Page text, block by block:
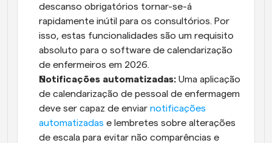
descanso obrigatórios tornar-se-á
rapidamente inútil para os consultórios. Por
isso, estas funcionalidades são um requisito
absoluto para o software de calendarização
de enfermeiros em 2026.
Notificações automatizadas: Uma aplicação
de calendarização de pessoal de enfermagem
deve ser capaz de enviar notificações
automatizadas e lembretes sobre alterações
de escala para evitar não comparências e